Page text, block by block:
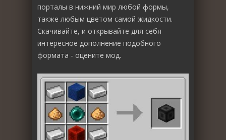
порталы в нижний мир любой формы,
также любым цветом самой жидкости.
Скачивайте, и открывайте для себя
интересное дополнение подобного
формата - оцените мод.